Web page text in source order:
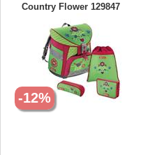
Country Flower 129847
peračník, puzdro, vrecko na úbor alebo
prezuvky Aktovka: - prehľadná
jednokomorová aktovka - ergonomicky
tvarovaná chrbtová časť s mäkkým
polstrovaním - ľahká konštrukcia drží
stabilný tvar aktovky - polstrovan
-12%